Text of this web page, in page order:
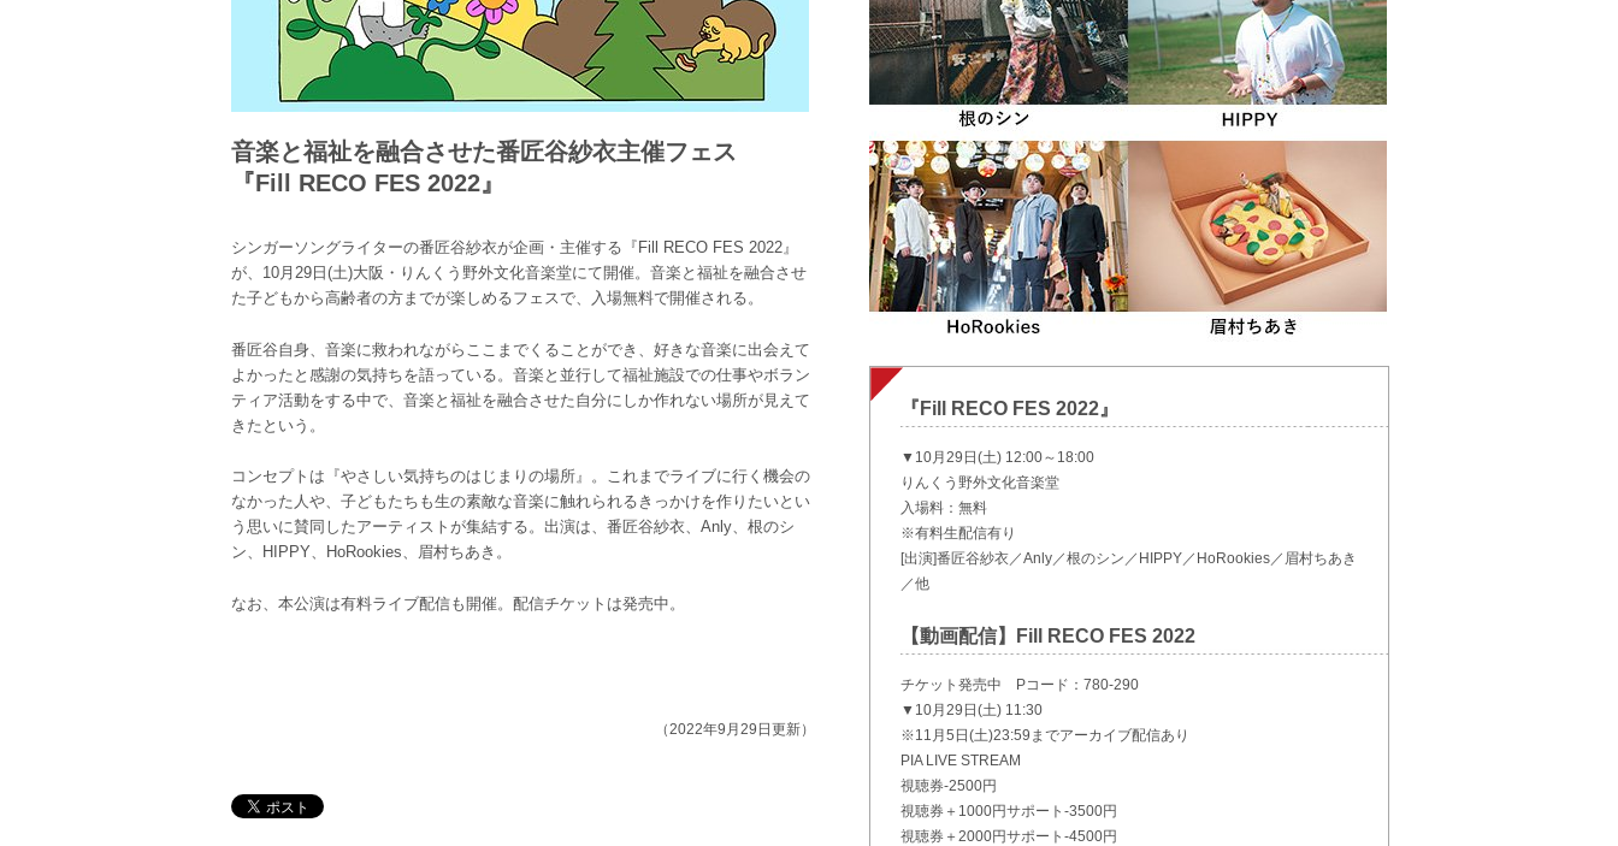
音楽と福祉を融合させた番匠谷紗衣主催フェス
『Fill RECO FES 2022』
シンガーソングライターの番匠谷紗衣が企画・主催する『Fill RECO FES 2022』
が、10月29日(土)大阪・りんくう野外文化音楽堂にて開催。音楽と福祉を融合させ
た子どもから高齢者の方までが楽しめるフェスで、入場無料で開催される。
番匠谷自身、音楽に救われながらここまでくることができ、好きな音楽に出会えて
よかったと感謝の気持ちを語っている。音楽と並行して福祉施設での仕事やボラン
ティア活動をする中で、音楽と福祉を融合させた自分にしか作れない場所が見えて
きたという。
コンセプトは『やさしい気持ちのはじまりの場所』。これまでライブに行く機会の
なかった人や、子どもたちも生の素敵な音楽に触れられるきっかけを作りたいとい
う思いに賛同したアーティストが集結する。出演は、番匠谷紗衣、Anly、根のシ
ン、HIPPY、HoRookies、眉村ちあき。
なお、本公演は有料ライブ配信も開催。配信チケットは発売中。
（2022年9月29日更新）
『Fill RECO FES 2022』
▼10月29日(土) 12:00～18:00
りんくう野外文化音楽堂
入場料：無料
※有料生配信有り
[出演]番匠谷紗衣／Anly／根のシン／HIPPY／HoRookies／眉村ちあき
／他
【動画配信】Fill RECO FES 2022
チケット発売中 Pコード：780-290
▼10月29日(土) 11:30
※11月5日(土)23:59までアーカイブ配信あり
PIA LIVE STREAM
視聴券-2500円
視聴券＋1000円サポート-3500円
視聴券＋2000円サポート-4500円